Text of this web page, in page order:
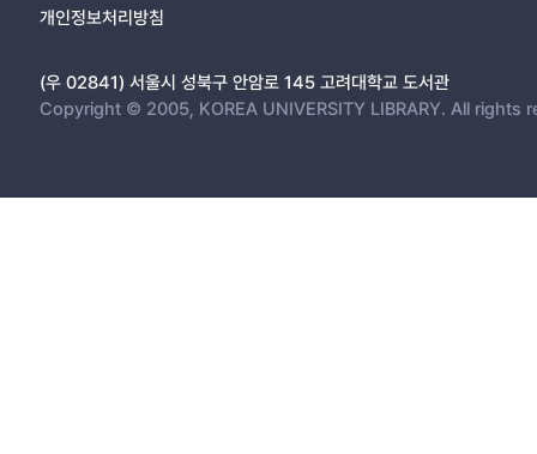
개인정보처리방침
(우 02841) 서울시 성북구 안암로 145 고려대학교 도서관
Copyright © 2005, KOREA UNIVERSITY LIBRARY. All rights